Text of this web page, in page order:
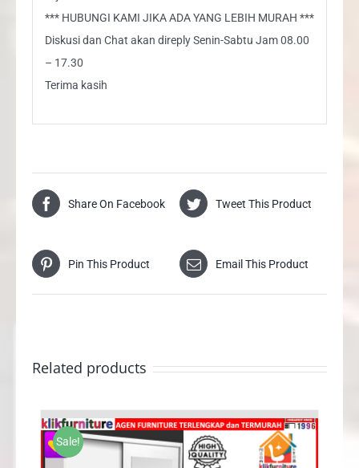
*** HUBUNGI KAMI JIKA ADA YANG LEBIH MURAH ***
Diskusi dan Chat akan direply Senin-Sabtu Jam 08.00
– 17.30
Terima kasih
Share On Facebook Tweet This Product
Pin This Product Email This Product
Related products
Sale!